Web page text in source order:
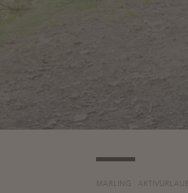
MARLING AKTIVURLAUB